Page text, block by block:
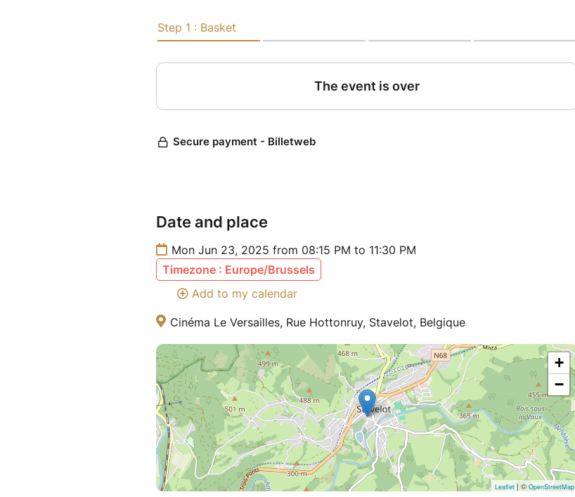
Date and place
Mon Jun 23, 2025 from 08:15 PM to 11:30 PM
Timezone : Europe/Brussels
Add to my calendar
Cinéma Le Versailles, Rue Hottonruy, Stavelot, Belgique
+
−
Leaflet | © OpenStreetMap